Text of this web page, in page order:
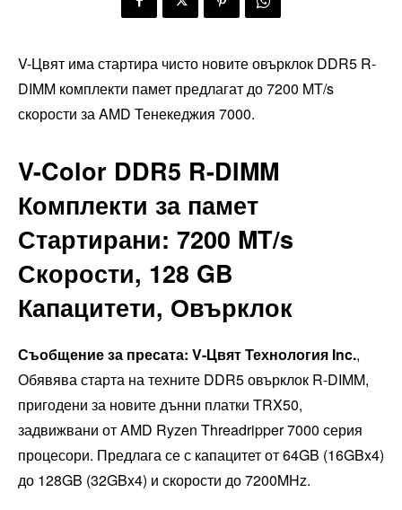
V-Цвят има стартира чисто новите овърклок DDR5 R-
DIMM комплекти памет предлагат до 7200 MT/s
скорости за AMD Тенекеджия 7000.
V-Color DDR5 R-DIMM
Комплекти за памет
Стартирани: 7200 MT/s
Скорости, 128 GB
Капацитети, Овърклок
Съобщение за пресата: V-Цвят Технология Inc.,
Обявява старта на техните DDR5 овърклок R-DIMM,
пригодени за новите дънни платки TRX50,
задвижвани от AMD Ryzen Threadripper 7000 серия
процесори. Предлага се с капацитет от 64GB (16GBx4)
до 128GB (32GBx4) и скорости до 7200MHz.